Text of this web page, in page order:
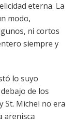
eterna. La
modo,
ni cortos
siempre y
lo suyo
de los
St. Michel no era
arenisca